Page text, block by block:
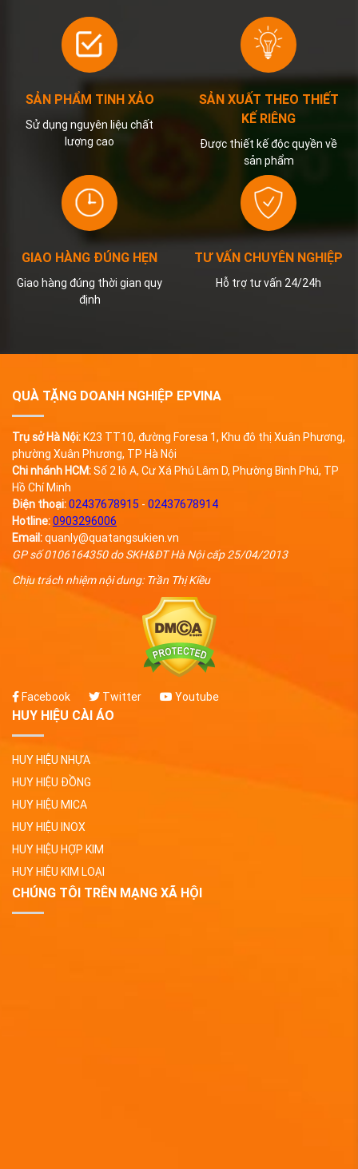
SẢN PHẨM TINH XẢO
Sử dụng nguyên liệu chất
lượng cao
SẢN XUẤT THEO THIẾT
KẾ RIÊNG
Được thiết kế độc quyền về
sản phẩm
GIAO HÀNG ĐÚNG HẸN
Giao hàng đúng thời gian quy
định
TƯ VẤN CHUYÊN NGHIỆP
Hỗ trợ tư vấn 24/24h
QUÀ TẶNG DOANH NGHIỆP EPVINA
Trụ sở Hà Nội: K23 TT10, đường Foresa 1, Khu đô thị Xuân Phương,
phường Xuân Phương, TP Hà Nội
Chi nhánh HCM:Số 2 lô A, Cư Xá Phú Lâm D, Phường Bình Phú, TP
Hồ Chí Minh
Điện thoại:02437678915 - 02437678914
Hotline:0903296006
Email:quanly@quatangsukien.vn
GP số 0106164350 do SKH&ĐT Hà Nội cấp 25/04/2013
Chịu trách nhiệm nội dung: Trần Thị Kiều
Facebook Twitter Youtube
HUY HIỆU CÀI ÁO
HUY HIỆU NHỰA
HUY HIỆU ĐỒNG
HUY HIỆU MICA
HUY HIỆU INOX
HUY HIỆU HỢP KIM
HUY HIỆU KIM LOẠI
CHÚNG TÔI TRÊN MẠNG XÃ HỘI